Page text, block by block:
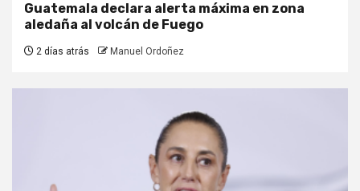
Guatemala declara alerta máxima en zona
aledaña al volcán de Fuego
2 días atrás Manuel Ordoñez